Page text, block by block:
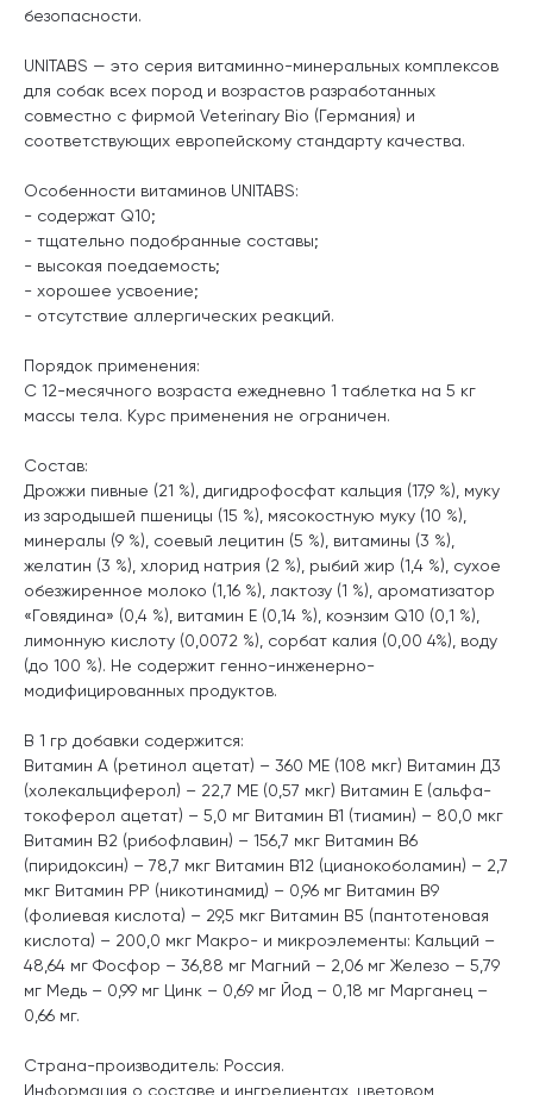
безопасности.
UNITABS — это серия витаминно-минеральных комплексов
для собак всех пород и возрастов разработанных
совместно с фирмой Veterinary Bio (Германия) и
соответствующих европейскому стандарту качества.
Особенности витаминов UNITABS:
- содержат Q10;
- тщательно подобранные составы;
- высокая поедаемость;
- хорошее усвоение;
- отсутствие аллергических реакций.
Порядок применения:
С 12-месячного возраста ежедневно 1 таблетка на 5 кг
массы тела. Курс применения не ограничен.
Состав:
Дрожжи пивные (21 %), дигидрофосфат кальция (17,9 %), муку
из зародышей пшеницы (15 %), мясокостную муку (10 %),
минералы (9 %), соевый лецитин (5 %), витамины (3 %),
желатин (3 %), хлорид натрия (2 %), рыбий жир (1,4 %), сухое
обезжиренное молоко (1,16 %), лактозу (1 %), ароматизатор
«Говядина» (0,4 %), витамин Е (0,14 %), коэнзим Q10 (0,1 %),
лимонную кислоту (0,0072 %), сорбат калия (0,00 4%), воду
(до 100 %). Не содержит генно-инженерно-
модифицированных продуктов.
В 1 гр добавки содержится:
Витамин А (ретинол ацетат) – 360 МЕ (108 мкг) Витамин Д3
(холекальциферол) – 22,7 МЕ (0,57 мкг) Витамин Е (альфа-
токоферол ацетат) – 5,0 мг Витамин В1 (тиамин) – 80,0 мкг
Витамин В2 (рибофлавин) – 156,7 мкг Витамин В6
(пиридоксин) – 78,7 мкг Витамин В12 (цианокоболамин) – 2,7
мкг Витамин РР (никотинамид) – 0,96 мг Витамин В9
(фолиевая кислота) – 29,5 мкг Витамин В5 (пантотеновая
кислота) – 200,0 мкг Макро- и микроэлементы: Кальций –
48,64 мг Фосфор – 36,88 мг Магний – 2,06 мг Железо – 5,79
мг Медь – 0,99 мг Цинк – 0,69 мг Йод – 0,18 мг Марганец –
0,66 мг.
Страна-производитель: Россия.
Информация о составе и ингредиентах, цветовом